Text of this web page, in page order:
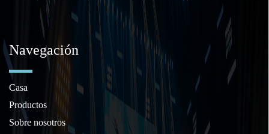
Navegación
Casa
Productos
Sobre nosotros